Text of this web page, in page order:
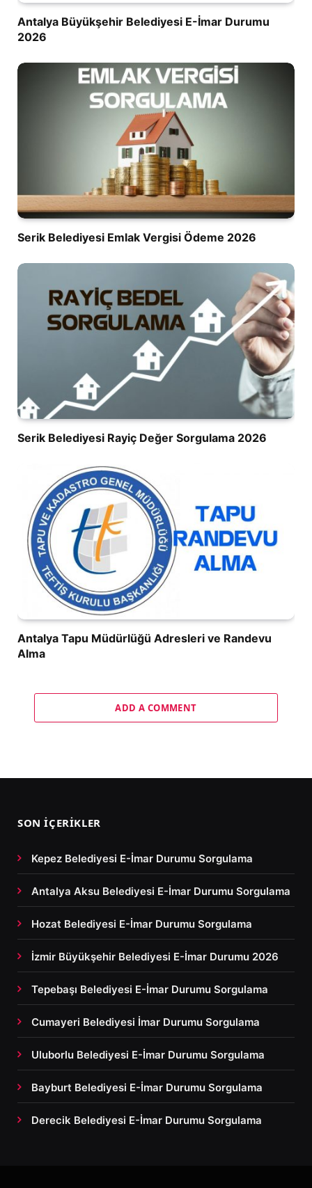
Antalya Büyükşehir Belediyesi E-İmar Durumu
2026
Serik Belediyesi Emlak Vergisi Ödeme 2026
Serik Belediyesi Rayiç Değer Sorgulama 2026
Antalya Tapu Müdürlüğü Adresleri ve Randevu
Alma
ADD A COMMENT
SON İÇERIKLER
Kepez Belediyesi E-İmar Durumu Sorgulama
Antalya Aksu Belediyesi E-İmar Durumu Sorgulama
Hozat Belediyesi E-İmar Durumu Sorgulama
İzmir Büyükşehir Belediyesi E-İmar Durumu 2026
Tepebaşı Belediyesi E-İmar Durumu Sorgulama
Cumayeri Belediyesi İmar Durumu Sorgulama
Uluborlu Belediyesi E-İmar Durumu Sorgulama
Bayburt Belediyesi E-İmar Durumu Sorgulama
Derecik Belediyesi E-İmar Durumu Sorgulama